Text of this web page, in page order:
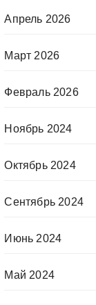
Апрель 2026
Март 2026
Февраль 2026
Ноябрь 2024
Октябрь 2024
Сентябрь 2024
Июнь 2024
Май 2024